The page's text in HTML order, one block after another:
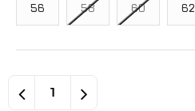
56 58 60 62